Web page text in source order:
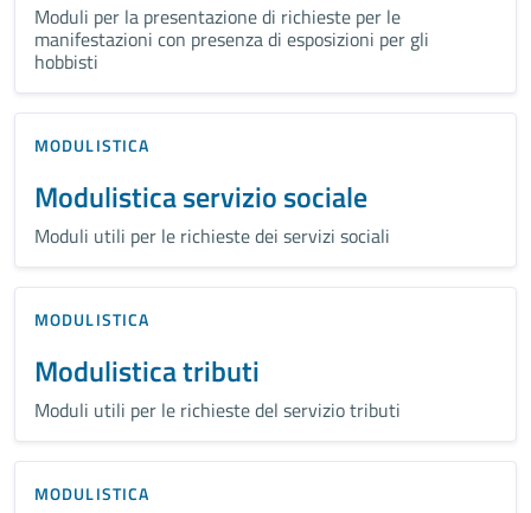
Moduli per la presentazione di richieste per le
manifestazioni con presenza di esposizioni per gli
hobbisti
MODULISTICA
Modulistica servizio sociale
Moduli utili per le richieste dei servizi sociali
MODULISTICA
Modulistica tributi
Moduli utili per le richieste del servizio tributi
MODULISTICA